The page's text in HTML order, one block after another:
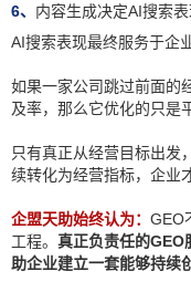
6、 内容生成决定AI搜索
AI搜索表现最终服务于企
如果一家公司跳过前面的
及率，那么它优化的只是
只有真正从经营目标出发
续转化为经营指标，企业
企盟天助始终认为： GEO
工程。 真正负责任的GEO
助企业建立一套能够持续